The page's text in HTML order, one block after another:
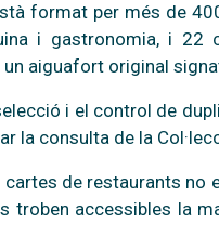
format per més de
i gastronomia, i 22
un aiguafort original
i el control de
la consulta de la
de restaurants no
troben accessibles la